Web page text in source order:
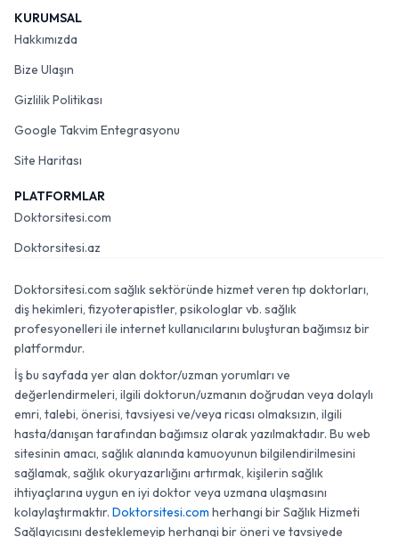
KURUMSAL
Hakkımızda
Bize Ulaşın
Gizlilik Politikası
Google Takvim Entegrasyonu
Site Haritası
PLATFORMLAR
Doktorsitesi.com
Doktorsitesi.az
Doktorsitesi.com sağlık sektöründe hizmet veren tıp doktorları,
diş hekimleri, fizyoterapistler, psikologlar vb. sağlık
profesyonelleri ile internet kullanıcılarını buluşturan bağımsız bir
platformdur.
İş bu sayfada yer alan doktor/uzman yorumları ve
değerlendirmeleri, ilgili doktorun/uzmanın doğrudan veya dolaylı
emri, talebi, önerisi, tavsiyesi ve/veya ricası olmaksızın, ilgili
hasta/danışan tarafından bağımsız olarak yazılmaktadır. Bu web
sitesinin amacı, sağlık alanında kamuoyunun bilgilendirilmesini
sağlamak, sağlık okuryazarlığını artırmak, kişilerin sağlık
ihtiyaçlarına uygun en iyi doktor veya uzmana ulaşmasını
kolaylaştırmaktır. Doktorsitesi.com herhangi bir Sağlık Hizmeti
Sağlayıcısını desteklemeyip herhangi bir öneri ve tavsiyede